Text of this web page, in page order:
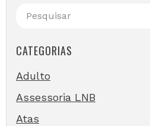
CATEGORIAS
Adulto
Assessoria LNB
Atas